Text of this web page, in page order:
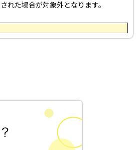
た場合が対象外となります。